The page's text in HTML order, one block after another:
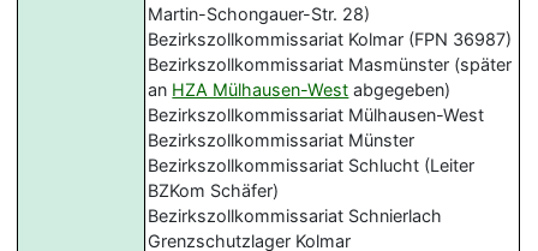
Martin-Schongauer-Str. 28)
Bezirkszollkommissariat Kolmar (FPN 36987)
Bezirkszollkommissariat Masmünster (später
an HZA Mülhausen-West abgegeben)
Bezirkszollkommissariat Mülhausen-West
Bezirkszollkommissariat Münster
Bezirkszollkommissariat Schlucht (Leiter
BZKom Schäfer)
Bezirkszollkommissariat Schnierlach
Grenzschutzlager Kolmar